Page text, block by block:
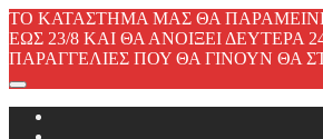
ΤΟ ΚΑΤΑΣΤΗΜΑ ΜΑΣ ΘΑ
ΕΩΣ 23/8 ΚΑΙ ΘΑ ΑΝΟΙΞΕΙ ΔΕΥΤΕΡΑ
ΠΑΡΑΓΓΕΛΙΕΣ ΠΟΥ ΘΑ ΓΙΝΟΥΝ ΘΑ